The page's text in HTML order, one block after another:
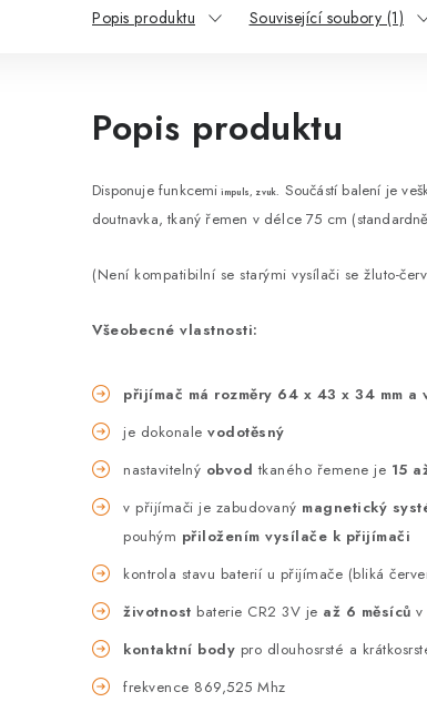
Popis produktu Související soubory (1)
Popis produktu
Disponuje funkcemi impuls, zvuk. Součástí balení je
doutnavka, tkaný řemen v délce 75 cm
(Není kompatibilní se starými vysílači se žluto-
Všeobecné vlastnosti:
přijímač má rozměry 64 x 43 x 34 mm
je dokonale vodotěsný
nastavitelný obvod tkaného řemene je 15
v přijímači je zabudovaný magnetický
pouhým přiložením vysílače k přijímači
kontrola stavu baterií u přijímače (bliká
životnost baterie CR2 3V je až 6 měsíců v
kontaktní body pro dlouhosrsté a
frekvence 869,525 Mhz